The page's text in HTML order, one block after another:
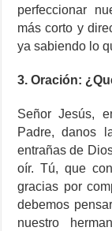
perfeccionar
más corto y
ya sabiendo lo
3. Oración:
Señor Jesús,
Padre, danos
entrañas de
oír. Tú, que
gracias por
debemos
nuestro